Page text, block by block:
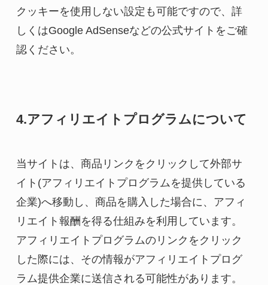
クッキーを使用しない設定も可能ですので、詳
しくはGoogle AdSenseなどの公式サイトをご確
認ください。
4.アフィリエイトプログラムについて
当サイトは、商品リンクをクリックして外部サ
イト(アフィリエイトプログラムを提供している
企業)へ移動し、商品を購入した場合に、アフィ
リエイト報酬を得る仕組みを利用しています。
アフィリエイトプログラムのリンクをクリック
した際には、その情報がアフィリエイトプログ
ラム提供企業に送信される可能性があります。